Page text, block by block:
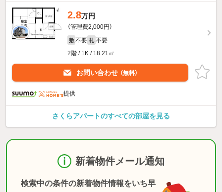
2.8万円
（管理費2,000円）
敷 不要 礼 不要
2階 / 1K / 18.21㎡
お問い合わせ （無料）
提供
さくらアパートのすべての部屋を見る
新着物件メール通知
検索中の条件の新着物件情報をいち早